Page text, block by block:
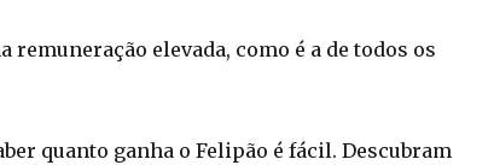
remuneração elevada, como é a de todos os
quanto ganha o Felipão é fácil. Descubram